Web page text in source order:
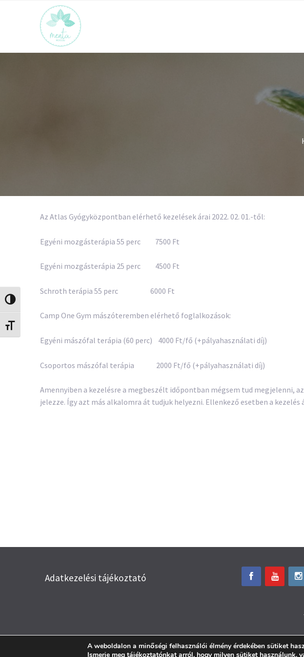
Nagy kontraszt váltása
Betűméret váltása
Az Atlas Gyógyközpontban elérhető kezelések árai 2022. 02. 01.-től:
Egyéni mozgásterápia 55 perc 7500 Ft
Egyéni mozgásterápia 25 perc 4500 Ft
Schroth terápia 55 perc 6000 Ft
Camp One Gym mászóteremben elérhető foglalkozások:
Egyéni mászófal terápia (60 perc) 4000 Ft/fő (+pályahasználati díj)
Csoportos mászófal terápia 2000 Ft/fő (+pályahasználati díj)
Amennyiben a kezelésre a megbeszélt időpontban mégsem tud megjelenni,
jelezze. Így azt más alkalomra át tudjuk helyezni. Ellenkező esetben a kezelés
Adatkezelési tájékoztató
©
A weboldalon a minőségi felhasználói élmény érdekében sütiket
Ismerje meg tájékoztatónkat arról, hogy milyen sütiket használunk,